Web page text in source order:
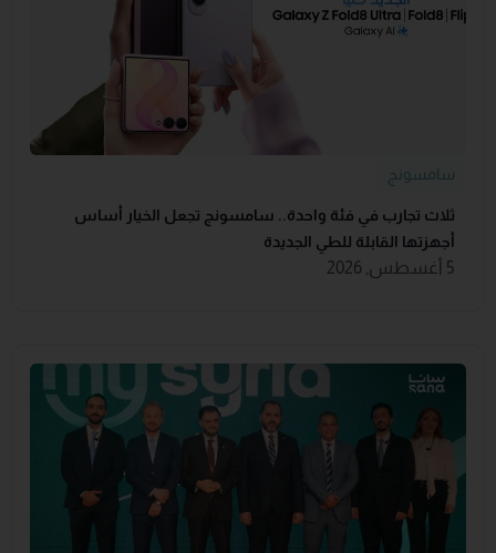
سامسونج
ثلاث تجارب في فئة واحدة.. سامسونج تجعل الخيار أساس
أجهزتها القابلة للطي الجديدة
5 أغسطس, 2026